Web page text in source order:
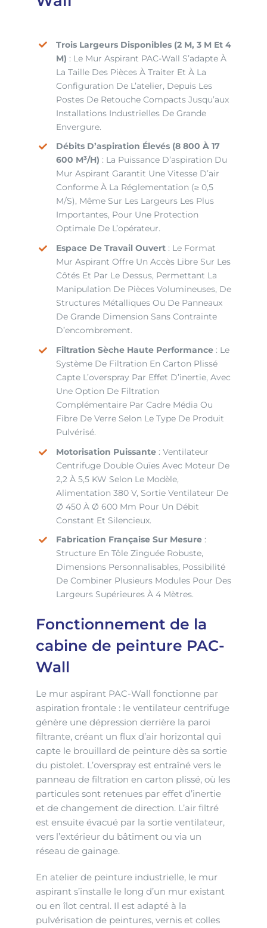
Trois Largeurs Disponibles (2 M, 3 M Et 4
M) : Le Mur Aspirant PAC-Wall S’adapte À
La Taille Des Pièces À Traiter Et À La
Configuration De L’atelier, Depuis Les
Postes De Retouche Compacts Jusqu’aux
Installations Industrielles De Grande
Envergure.
Débits D’aspiration Élevés (8 800 À 17
600 M³/h) : La Puissance D’aspiration Du
Mur Aspirant Garantit Une Vitesse D’air
Conforme À La Réglementation (≥ 0,5
M/s), Même Sur Les Largeurs Les Plus
Importantes, Pour Une Protection
Optimale De L’opérateur.
Espace De Travail Ouvert: Le Format
Mur Aspirant Offre Un Accès Libre Sur Les
Côtés Et Par Le Dessus, Permettant La
Manipulation De Pièces Volumineuses, De
Structures Métalliques Ou De Panneaux
De Grande Dimension Sans Contrainte
D’encombrement.
Filtration Sèche Haute Performance: Le
Système De Filtration En Carton Plissé
Capte L’overspray Par Effet D’inertie, Avec
Une Option De Filtration
Complémentaire Par Cadre Média Ou
Fibre De Verre Selon Le Type De Produit
Pulvérisé.
Motorisation Puissante: Ventilateur
Centrifuge Double Ouïes Avec Moteur De
2,2 À 5,5 KW Selon Le Modèle,
Alimentation 380 V, Sortie Ventilateur De
Ø 450 À Ø 600 Mm Pour Un Débit
Constant Et Silencieux.
Fabrication Française Sur Mesure:
Structure En Tôle Zinguée Robuste,
Dimensions Personnalisables, Possibilité
De Combiner Plusieurs Modules Pour Des
Largeurs Supérieures À 4 Mètres.
Fonctionnement de la
cabine de peinture PAC-
Wall
Le mur aspirant PAC-Wall fonctionne par
aspiration frontale : le ventilateur centrifuge
génère une dépression derrière la paroi
filtrante, créant un flux d’air horizontal qui
capte le brouillard de peinture dès sa sortie
du pistolet. L’overspray est entraîné vers le
panneau de filtration en carton plissé, où les
particules sont retenues par effet d’inertie
et de changement de direction. L’air filtré
est ensuite évacué par la sortie ventilateur,
vers l’extérieur du bâtiment ou via un
réseau de gainage.
En atelier de peinture industrielle, le mur
aspirant s’installe le long d’un mur existant
ou en îlot central. Il est adapté à la
pulvérisation de peintures, vernis et colles